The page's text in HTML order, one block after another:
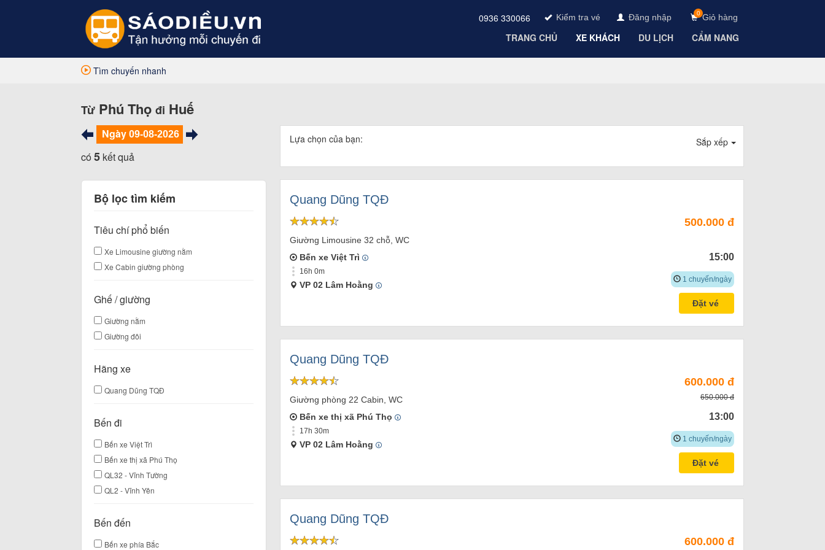
Kiểm tra vé Đăng nhập Giỏ hàng
0
0936 330066
TRANG CHỦ
XE KHÁCH DU LỊCH CẨM NANG
Tìm chuyến nhanh
Từ Phú Thọ đi Huế
Ngày
có 5 kết quả
Bộ lọc tìm kiếm
Tiêu chí phổ biến
Xe Limousine giường nằm
Xe Cabin giường phòng
Ghế / giường
Giường nằm
Giường đôi
Hãng xe
Quang Dũng TQĐ
Bến đi
Bến xe Việt Trì
Bến xe thị xã Phú Thọ
QL32 - Vĩnh Tường
QL2 - Vĩnh Yên
Bến đến
Bến xe phía Bắc
Sắp xếp
Lựa chọn của bạn:
Quang Dũng TQĐ
Giường Limousine 32 chỗ, WC
Bến xe Việt Trì
16h 0m
VP 02 Lâm Hoằng
500.000 đ
15:00
1 chuyến/ngày
Đặt vé
Quang Dũng TQĐ
Giường phòng 22 Cabin, WC
Bến xe thị xã Phú Thọ
17h 30m
VP 02 Lâm Hoằng
600.000 đ
650.000 đ
13:00
1 chuyến/ngày
Đặt vé
Quang Dũng TQĐ
600.000 đ